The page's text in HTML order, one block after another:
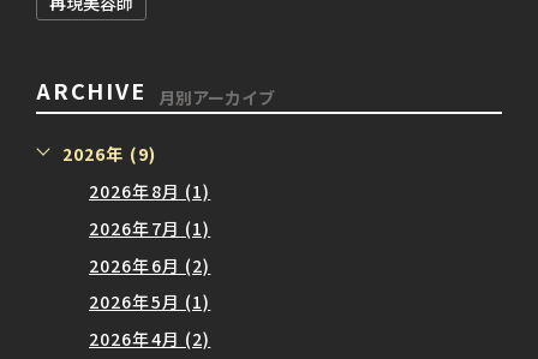
ARCHIVE 月別アーカイブ
2026年 (9)
2026年8月 (1)
2026年7月 (1)
2026年6月 (2)
2026年5月 (1)
2026年4月 (2)